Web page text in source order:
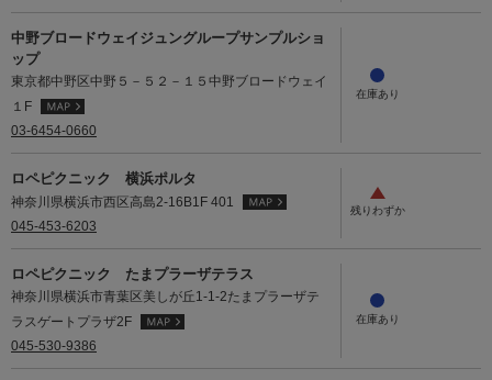
中野ブロードウェイジュングループサンプルショ
ップ
東京都中野区中野５－５２－１５中野ブロードウェイ
１F
03-6454-0660
ロペピクニック 横浜ポルタ
神奈川県横浜市西区高島2-16B1F 401
045-453-6203
ロペピクニック たまプラーザテラス
神奈川県横浜市青葉区美しが丘1-1-2たまプラーザテ
ラスゲートプラザ2F
045-530-9386